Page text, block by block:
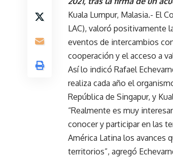
Kuala Lumpur, Malasia.- El
LAC), valoró positivamente
eventos de intercambios
cooperación y el acceso a
Así lo indicó Rafael
realiza cada año el
República de Singapur, y
“Realmente es muy
conocer y participar en las
América Latina los avances
territorios”, agregó